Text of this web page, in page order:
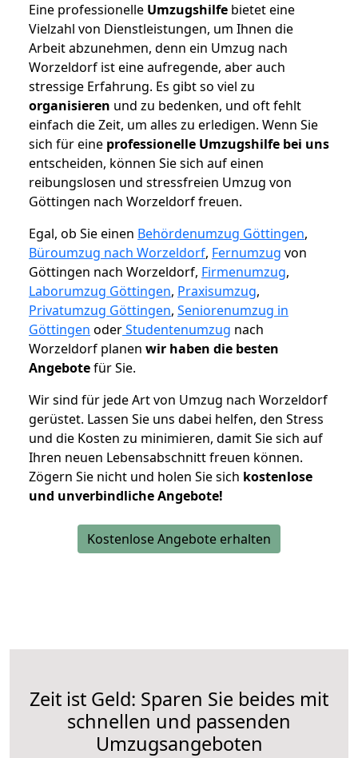
Eine professionelle Umzugshilfe bietet eine
Vielzahl von Dienstleistungen, um Ihnen die
Arbeit abzunehmen, denn ein Umzug nach
Worzeldorf ist eine aufregende, aber auch
stressige Erfahrung. Es gibt so viel zu
organisieren und zu bedenken, und oft fehlt
einfach die Zeit, um alles zu erledigen. Wenn Sie
sich für eine professionelle Umzugshilfe bei uns
entscheiden, können Sie sich auf einen
reibungslosen und stressfreien Umzug von
Göttingen nach Worzeldorf freuen.
Egal, ob Sie einen Behördenumzug Göttingen,
Büroumzug nach Worzeldorf, Fernumzug von
Göttingen nach Worzeldorf, Firmenumzug,
Laborumzug Göttingen, Praxisumzug,
Privatumzug Göttingen, Seniorenumzug in
Göttingen oderStudentenumzug nach
Worzeldorf planen wir haben die besten
Angebotefür Sie.
Wir sind für jede Art von Umzug nach Worzeldorf
gerüstet. Lassen Sie uns dabei helfen, den Stress
und die Kosten zu minimieren, damit Sie sich auf
Ihren neuen Lebensabschnitt freuen können.
Zögern Sie nicht und holen Sie sich kostenlose
und unverbindliche Angebote!
Kostenlose Angebote erhalten
Zeit ist Geld: Sparen Sie beides mit
schnellen und passenden
Umzugsangeboten